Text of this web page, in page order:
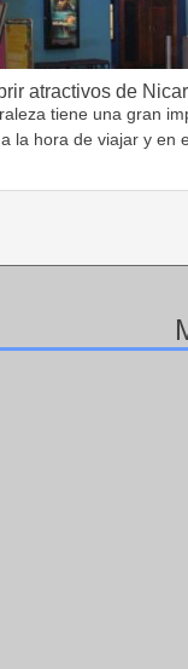
atractivos de
tiene una gran
la hora de viajar y en